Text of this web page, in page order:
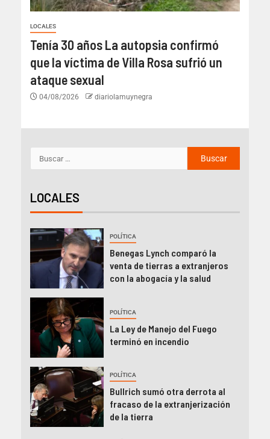
LOCALES
Tenía 30 años La autopsia confirmó
que la víctima de Villa Rosa sufrió un
ataque sexual
04/08/2026 diariolamuynegra
LOCALES
POLÍTICA
Benegas Lynch comparó la
venta de tierras a extranjeros
con la abogacía y la salud
POLÍTICA
La Ley de Manejo del Fuego
terminó en incendio
POLÍTICA
Bullrich sumó otra derrota al
fracaso de la extranjerización
de la tierra